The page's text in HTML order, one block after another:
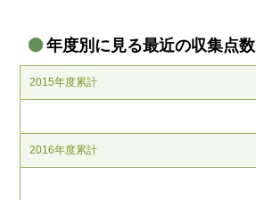
年度別に見る最近の収集点数
2015年度累計
2016年度累計